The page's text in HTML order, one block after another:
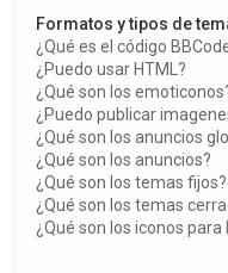
Formatos y tipos de
¿Qué es el código
¿Puedo usar HTML?
¿Qué son los
¿Puedo publicar
¿Qué son los anuncios
¿Qué son los anuncios?
¿Qué son los temas fijos?
¿Qué son los temas
¿Qué son los iconos para